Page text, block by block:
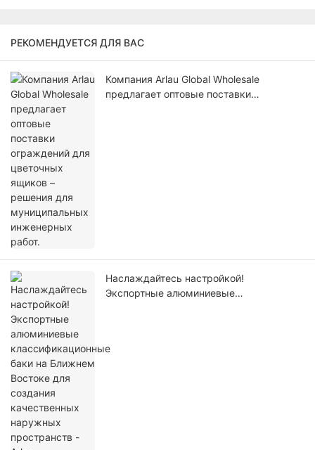
РЕКОМЕНДУЕТСЯ ДЛЯ ВАС
Компания Arlau Global Wholesale
предлагает оптовые поставки
Наслаждайтесь настройкой!
Экспортные алюминиевые